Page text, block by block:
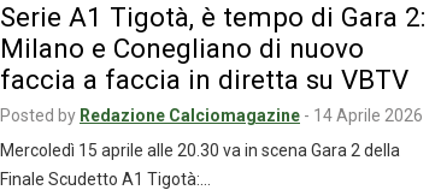
Serie A1 Tigotà, è tempo di Gara 2:
Milano e Conegliano di nuovo
faccia a faccia in diretta su VBTV
Posted by Redazione Calciomagazine - 14 Aprile 2026
Mercoledì 15 aprile alle 20.30 va in scena Gara 2 della
Finale Scudetto A1 Tigotà:…